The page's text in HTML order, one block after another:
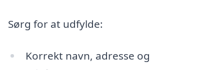
Sørg for at udfylde:
Korrekt navn, adresse og